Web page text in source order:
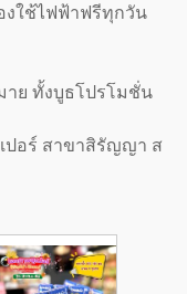
งใช้ไฟฟ้าฟรีทุกวัน
าย ทั้งบูธโปรโมชั่น
ปอร์ สาขาสิรัญญา ส